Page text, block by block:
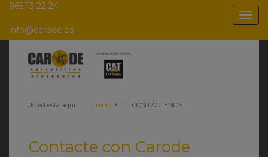
965 13 22 24
info@carode.es
Usted está aquí: Inicio CONTÁCTENOS
Contacte con Carode